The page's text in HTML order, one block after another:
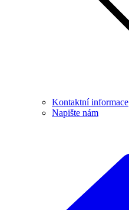
Kontaktní informace
Napište nám